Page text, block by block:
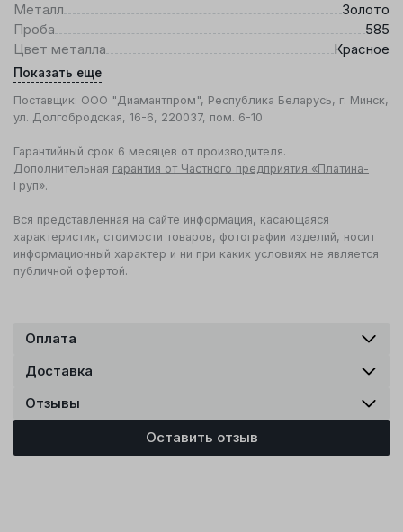
Металл
Золото
Проба
585
Цвет металла
Красное
Показать еще
Поставщик: ООО "Диамантпром", Республика Беларусь, г. Минск,
ул. Долгобродская, 16-6, 220037, пом. 6-10
Гарантийный срок 6 месяцев от производителя.
Дополнительная гарантия от Частного предприятия «Платина-
Груп».
Вся представленная на сайте информация, касающаяся
характеристик, стоимости товаров, фотографии изделий, носит
информационный характер и ни при каких условиях не является
публичной офертой.
Оплата
Доставка
Отзывы
Оставить отзыв